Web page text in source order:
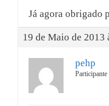
Já agora obrigado
19 de Maio de 2013
pehp
Participante